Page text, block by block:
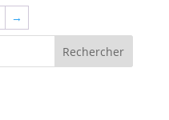
→
Rechercher